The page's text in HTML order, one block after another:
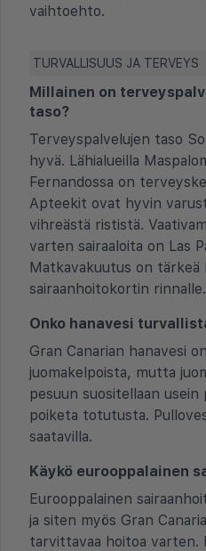
vaihtoehto.
TURVALLISUUS JA TERVEYS
Millainen on
taso?
Terveyspalvelujen taso
hyvä. Lähialueilla
Fernandossa on
Apteekit ovat hyvin
vihreästä rististä.
varten sairaaloita on Las
Matkavakuutus on tärkeä
sairaanhoitokortin rinnalle.
Onko hanavesi
Gran Canarian hanavesi
juomakelpoista, mutta
pesuun suositellaan
poiketa totutusta.
saatavilla.
Käykö eurooppalainen
Eurooppalainen
ja siten myös Gran
tarvittavaa hoitoa varten.